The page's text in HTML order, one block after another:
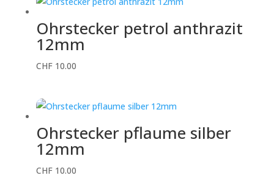
Ohrstecker petrol anthrazit
12mm
CHF10.00
Ohrstecker pflaume silber
12mm
CHF10.00